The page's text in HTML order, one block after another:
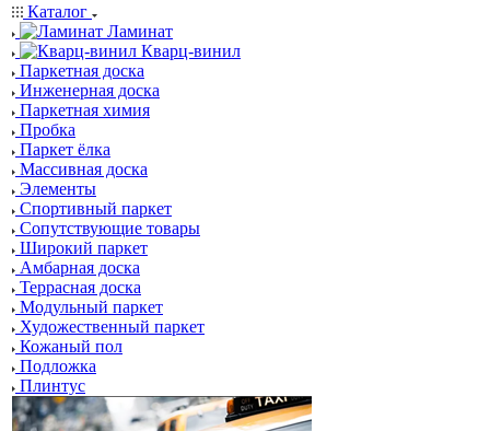
Каталог
Ламинат
Кварц-винил
Паркетная доска
Инженерная доска
Паркетная химия
Пробка
Паркет ёлка
Массивная доска
Элементы
Спортивный паркет
Сопутствующие товары
Широкий паркет
Амбарная доска
Террасная доска
Модульный паркет
Художественный паркет
Кожаный пол
Подложка
Плинтус